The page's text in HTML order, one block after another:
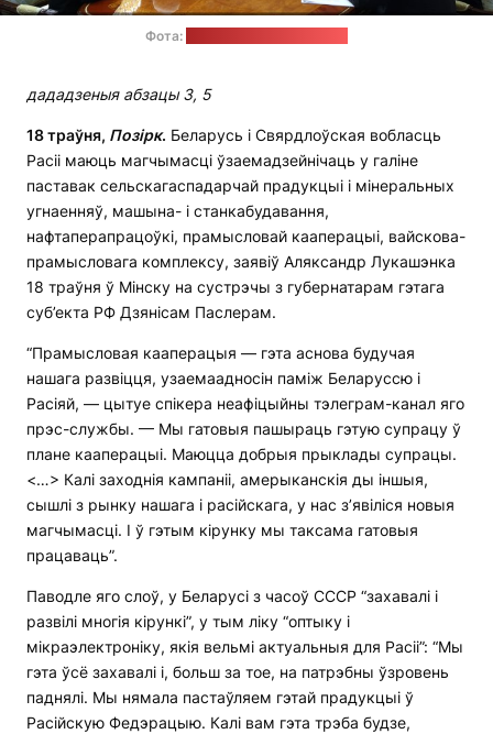
Фота:
дададзеныя абзацы 3, 5
18 траўня, Позірк. Беларусь і Свярдлоўская вобласць
Расіі маюць магчымасці ўзаемадзейнічаць у галіне
паставак сельскагаспадарчай прадукцыі і мінеральных
угнаенняў, машына- і станкабудавання,
нафтаперапрацоўкі, прамысловай кааперацыі, вайскова-
прамысловага комплексу, заявіў Аляксандр Лукашэнка
18 траўня ў Мінску на сустрэчы з губернатарам гэтага
суб’екта РФ Дзянісам Паслерам.
“Прамысловая кааперацыя — гэта аснова будучая
нашага развіцця, узаемаадносін паміж Беларуссю і
Расіяй, — цытуе спікера неафіцыйны тэлеграм-канал яго
прэс-службы. — Мы гатовыя пашыраць гэтую супрацу ў
плане кааперацыі. Маюцца добрыя прыклады супрацы.
<…> Калі заходнія кампаніі, амерыканскія ды іншыя,
сышлі з рынку нашага і расійскага, у нас з’явіліся новыя
магчымасці. І ў гэтым кірунку мы таксама гатовыя
працаваць”.
Паводле яго слоў, у Беларусі з часоў СССР “захавалі і
развілі многія кірункі”, у тым ліку “оптыку і
мікраэлектроніку, якія вельмі актуальныя для Расіі”: “Мы
гэта ўсё захавалі і, больш за тое, на патрэбны ўзровень
паднялі. Мы нямала пастаўляем гэтай прадукцыі ў
Расійскую Федэрацыю. Калі вам гэта трэба будзе,